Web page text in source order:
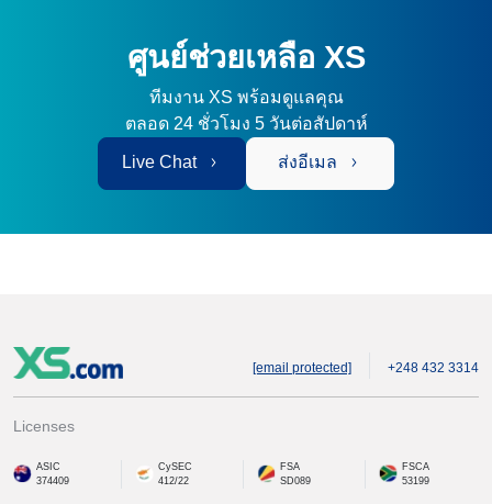
ศูนย์ช่วยเหลือ XS
ทีมงาน XS พร้อมดูแลคุณ
ตลอด 24 ชั่วโมง 5 วันต่อสัปดาห์
Live Chat ส่งอีเมล
[email protected] +248 432 3314
Licenses
ASIC
374409
CySEC
412/22
FSA
SD089
FSCA
53199